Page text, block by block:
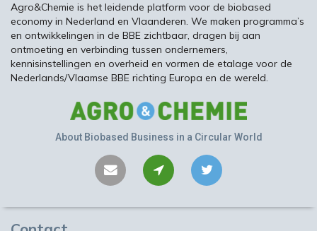
Agro&Chemie is het leidende platform voor de biobased
economy in Nederland en Vlaanderen. We maken programma’s
en ontwikkelingen in de BBE zichtbaar, dragen bij aan
ontmoeting en verbinding tussen ondernemers,
kennisinstellingen en overheid en vormen de etalage voor de
Nederlands/Vlaamse BBE richting Europa en de wereld.
About Biobased Business in a Circular World